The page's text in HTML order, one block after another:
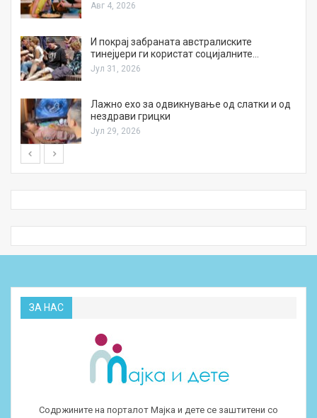
Авг 4, 2026
И покрај забраната австралиските
тинејџери ги користат социјалните…
Јул 31, 2026
Лажно ехо за одвикнување од слатки и од
нездрави грицки
Јул 29, 2026
ЗА НАС
Содржините на порталот Мајка и дете се заштитени со